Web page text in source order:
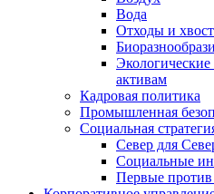
Вода
Отходы и
активам
Кадровая политика
Промышленная
Социальная
Север для
Социальные
Первые